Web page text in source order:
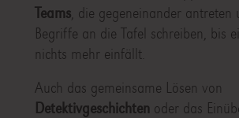
Teams, die gegeneinander antreten
Begriffe an die Tafel schreiben, bis
nichts mehr einfällt.
Auch das gemeinsame Lösen von
Detektivgeschichten oder das